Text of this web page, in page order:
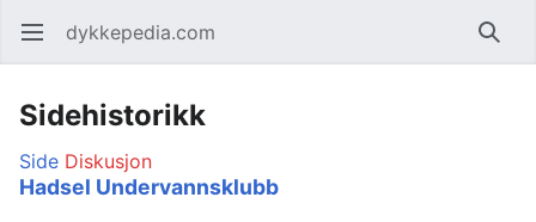
Åpne hovedmenyen dykkepedia.com Søk
Sidehistorikk
Side Diskusjon
Hadsel Undervannsklubb